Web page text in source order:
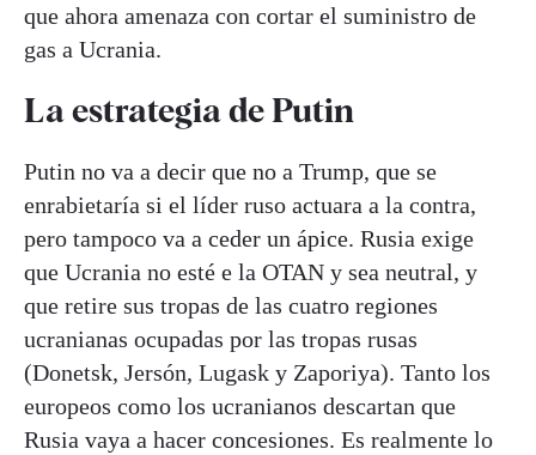
que ahora amenaza con cortar el suministro de
gas a Ucrania.
La estrategia de Putin
Putin no va a decir que no a Trump, que se
enrabietaría si el líder ruso actuara a la contra,
pero tampoco va a ceder un ápice. Rusia exige
que Ucrania no esté e la OTAN y sea neutral, y
que retire sus tropas de las cuatro regiones
ucranianas ocupadas por las tropas rusas
(Donetsk, Jersón, Lugask y Zaporiya). Tanto los
europeos como los ucranianos descartan que
Rusia vaya a hacer concesiones. Es realmente lo